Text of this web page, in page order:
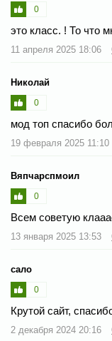
0
это класс. ! То что
11 апреля 2025 18:06
Николай
0
мод топ спасибо
19 февраля 2025 11:10
Вяпчарспмоил
0
Всем советую
13 января 2025 13:53
сало
0
Крутой сайт,
2 декабря 2024 20:16